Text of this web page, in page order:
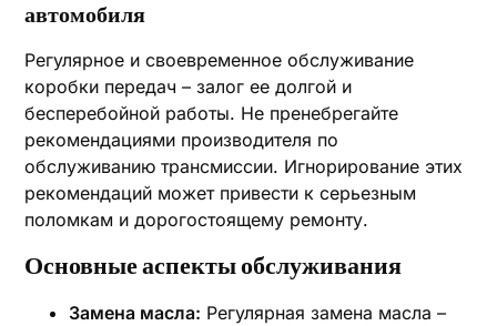
автомобиля
Регулярное и своевременное обслуживание
коробки передач – залог ее долгой и
бесперебойной работы. Не пренебрегайте
рекомендациями производителя по
обслуживанию трансмиссии. Игнорирование этих
рекомендаций может привести к серьезным
поломкам и дорогостоящему ремонту.
Основные аспекты обслуживания
Замена масла: Регулярная замена масла –